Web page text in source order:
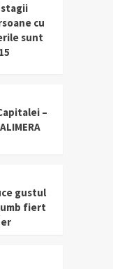
stagii
cu
sunt
–
gustul
fiert